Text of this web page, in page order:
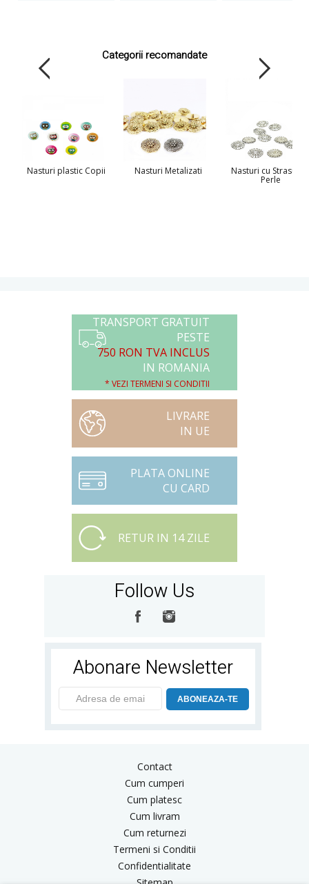
Categorii recomandate
Nasturi plastic Copii Nasturi Metalizati Nasturi cu Strasuri
Perle
TRANSPORT GRATUIT
PESTE
750 RON TVA INCLUS
IN ROMANIA
* VEZI TERMENI SI CONDITII
LIVRARE
IN UE
PLATA ONLINE
CU CARD
RETUR IN 14 ZILE
Follow Us
Abonare Newsletter
ABONEAZA-TE
Contact
Cum cumperi
Cum platesc
Cum livram
Cum returnezi
Termeni si Conditii
Confidentialitate